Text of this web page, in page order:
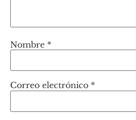
Nombre *
Correo electrónico *